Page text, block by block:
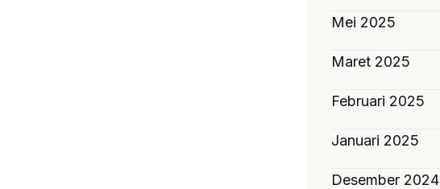
Mei 2025
Maret 2025
Februari 2025
Januari 2025
Desember 2024